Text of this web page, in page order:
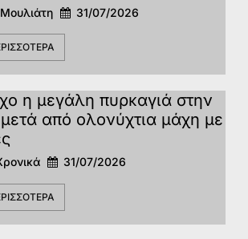
31/07/2026
η μεγάλη πυρκαγιά στην
από ολονύχτια μάχη με
31/07/2026